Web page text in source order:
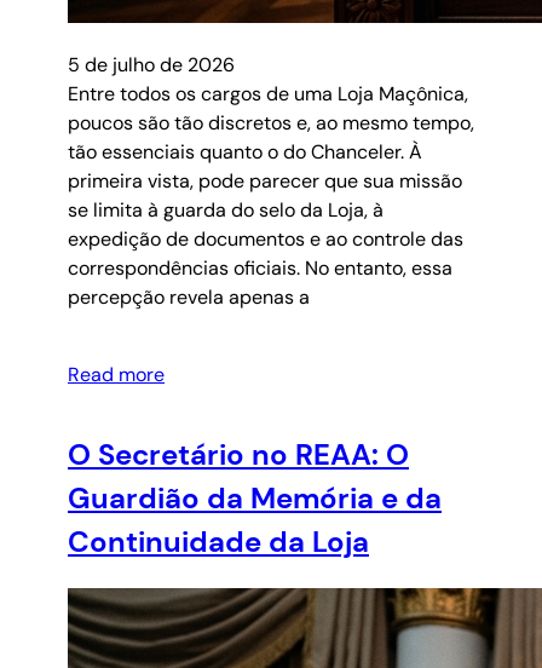
5 de julho de 2026
Entre todos os cargos de uma Loja Maçônica,
poucos são tão discretos e, ao mesmo tempo,
tão essenciais quanto o do Chanceler. À
primeira vista, pode parecer que sua missão
se limita à guarda do selo da Loja, à
expedição de documentos e ao controle das
correspondências oficiais. No entanto, essa
percepção revela apenas a
Read more
O Secretário no REAA: O
Guardião da Memória e da
Continuidade da Loja